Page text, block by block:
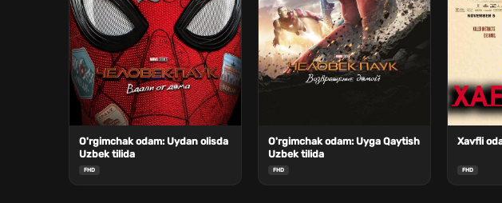
O'rgimchak odam: Uydan olisda
Uzbek tilida
FHD
O'rgimchak odam: Uyga Qaytish
Uzbek tilida
FHD
Xavfli
FHD